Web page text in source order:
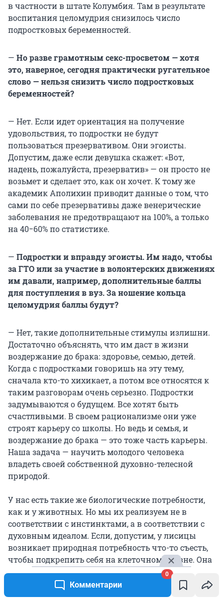
Комментарии
0
в частности в штате Колумбия. Там в результате
воспитания целомудрия снизилось число
подростковых беременностей.
— Но разве грамотным секс-просветом — хотя
это, наверное, сегодня практически ругательное
слово — нельзя снизить число подростковых
беременностей?
— Нет. Если идет ориентация на получение
удовольствия, то подростки не будут
пользоваться презервативом. Они эгоисты.
Допустим, даже если девушка скажет: «Вот,
надень, пожалуйста, презерватив» — он просто не
возьмет и сделает это, как он хочет. К тому же
академик Аполихин приводит данные о том, что
сами по себе презервативы даже венерические
заболевания не предотвращают на 100%, а только
на 40−60% по статистике.
— Подростки и вправду эгоисты. Им надо, чтобы
за ГТО или за участие в волонтерских движениях
им давали, например, дополнительные баллы
для поступления в вуз. За ношение кольца
целомудрия баллы будут?
— Нет, такие дополнительные стимулы излишни.
Достаточно объяснять, что им даст в жизни
воздержание до брака: здоровье, семью, детей.
Когда с подростками говоришь на эту тему,
сначала кто-то хихикает, а потом все относятся к
таким разговорам очень серьезно. Подростки
задумываются о будущем. Все хотят быть
счастливыми. В своем рационализме они уже
строят карьеру со школы. Но ведь и семья, и
воздержание до брака — это тоже часть карьеры.
Наша задача — научить молодого человека
владеть своей собственной духовно-телесной
природой.
У нас есть такие же биологические потребности,
как и у животных. Но мы их реализуем не в
соответствии с инстинктами, а в соответствии с
духовным идеалом. Если, допустим, у лисицы
возникает природная потребность что-то съесть,
чтобы подкрепить себя на клеточном уровне. Она
видит зайца и не размышляет, что заяц
краснокнижный, белый, пушистый или что заяц
— ветеран леса. Она его ест. А человек, к примеру,